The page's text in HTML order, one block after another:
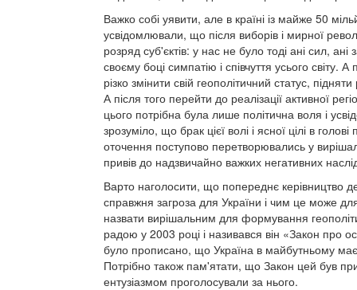
Важко собі уявити, але в країні із майже 50
усвідомлювали, що після виборів і мирної
розряд суб'єктів: у нас не було тоді ані сил,
своєму боці симпатію і співчуття усього
різко змінити свій геополітичний статус,
А після того перейти до реалізації активної
цього потрібна була лише політична воля і
зрозуміло, що брак цієї волі і ясної цілі в
оточення поступово перетворювались у
привів до надзвичайно важких негативних
Варто наголосити, що попереднє керівництво
справжня загроза для України і чим це може
назвати вирішальним для формування
радою у 2003 році і називався він «Закон про
було прописано, що Україна в майбутньому
Потрібно також пам'ятати, що Закон цей був
ентузіазмом проголосували за нього.